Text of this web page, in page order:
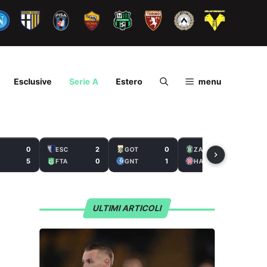
Esclusive Serie A Estero menu
0
5
ESC 2
FTA 0
GOT 0
GNT 1
ZAL
HAS
ULTIMI ARTICOLI